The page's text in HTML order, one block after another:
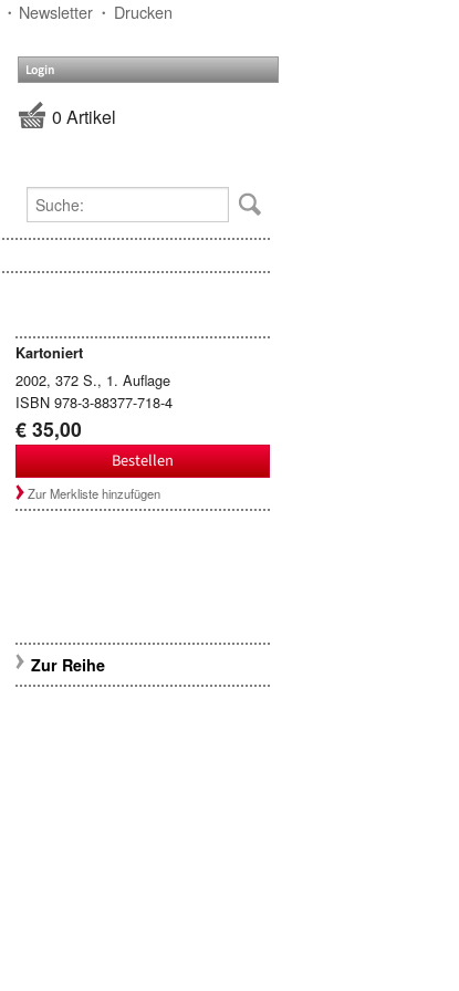
Newsletter Drucken
Login
0 Artikel
Kartoniert
2002, 372 S., 1. Auflage
ISBN 978-3-88377-718-4
€ 35,00
Bestellen
Zur Merkliste hinzufügen
Zur Reihe